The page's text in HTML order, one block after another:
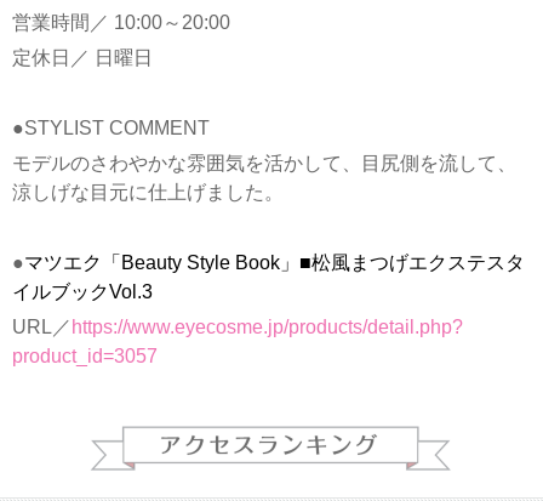
営業時間／ 10:00～20:00
定休日／ 日曜日
●STYLIST COMMENT
モデルのさわやかな雰囲気を活かして、目尻側を流して、
涼しげな目元に仕上げました。
●マツエク「Beauty Style Book」■松風まつげエクステスタ
イルブックVol.3
URL／ https://www.eyecosme.jp/products/detail.php?
product_id=3057